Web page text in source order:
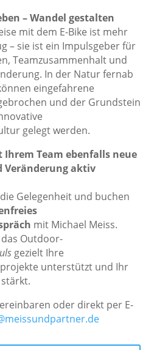
– Wandel gestalten
mit dem E-Bike ist mehr
– sie ist ein Impulsgeber für
Teamzusammenhalt und
In der Natur fernab
eingefahrene
und der Grundstein
gelegt werden.
Team ebenfalls neue
Veränderung aktiv
Gelegenheit und buchen
mit Michael Meiss.
Outdoor-
gezielt Ihre
unterstützt und Ihr
oder direkt per E-